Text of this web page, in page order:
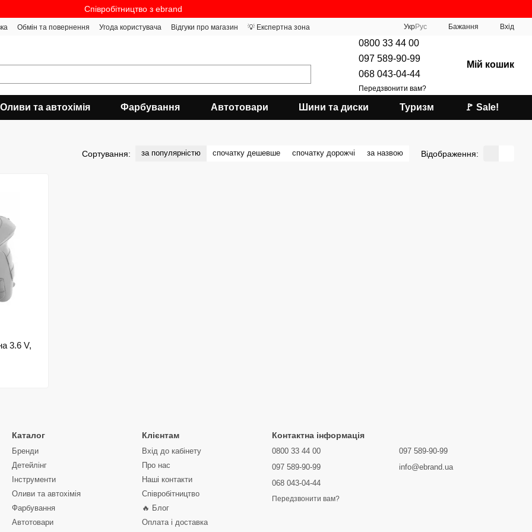
Співробітництво з ebrand
Обмін та повернення Угода користувача Відгуки про магазин 💡 Експертна зона УкрРус Бажання Вхід
0800 33 44 00
097 589-90-99
068 043-04-44
Передзвонити вам?
Мій кошик
Оливи та автохімія Фарбування Автотовари Шини та диски Туризм 🚩 Sale!
Сортування: за популярністю спочатку дешевше спочатку дорожчі за назвою Відображення:
3.6 V,
Каталог
Бренди
Детейлінг
Інструменти
Оливи та автохімія
Фарбування
Автотовари
Клієнтам
Вхід до кабінету
Про нас
Наші контакти
Співробітництво
🔥 Блог
Оплата і доставка
Контактна інформація
0800 33 44 00
097 589-90-99
068 043-04-44
Передзвонити вам?
097 589-90-99
info@ebrand.ua